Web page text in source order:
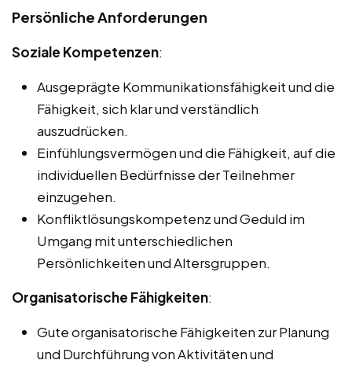
Persönliche Anforderungen
Soziale Kompetenzen:
Ausgeprägte Kommunikationsfähigkeit und die
Fähigkeit, sich klar und verständlich
auszudrücken.
Einfühlungsvermögen und die Fähigkeit, auf die
individuellen Bedürfnisse der Teilnehmer
einzugehen.
Konfliktlösungskompetenz und Geduld im
Umgang mit unterschiedlichen
Persönlichkeiten und Altersgruppen.
Organisatorische Fähigkeiten:
Gute organisatorische Fähigkeiten zur Planung
und Durchführung von Aktivitäten und